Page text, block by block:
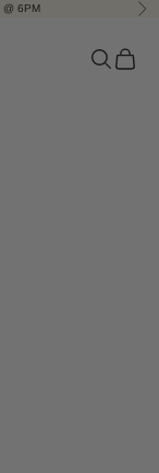
@ 6PM
Search
Cart